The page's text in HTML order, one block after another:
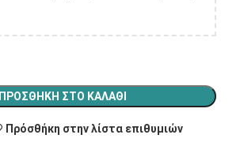
ΠΡΟΣΘΉΚΗ ΣΤΟ ΚΑΛΆΘΙ
Πρόσθήκη στην λίστα επιθυμιών